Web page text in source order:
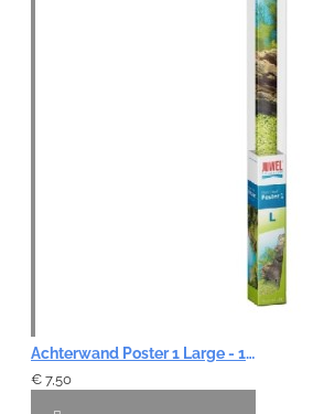
Achterwand Poster 1 Large - 100 x 50 cm
€ 7,50